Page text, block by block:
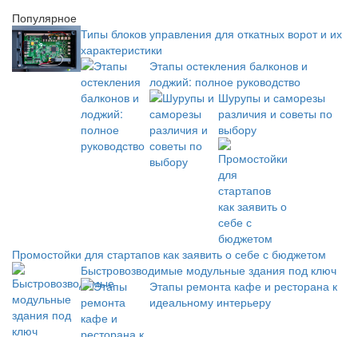
Популярное
Типы блоков управления для откатных ворот и их
характеристики
Этапы остекления балконов и
лоджий: полное руководство
Шурупы и саморезы
различия и советы по
выбору
Промостойки для стартапов как заявить о себе с бюджетом
Быстровозводимые модульные здания под ключ
Этапы ремонта кафе и ресторана к
идеальному интерьеру